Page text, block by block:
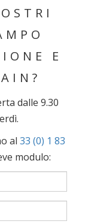
E
dalle 9.30
al 33 (0) 1 83
modulo: